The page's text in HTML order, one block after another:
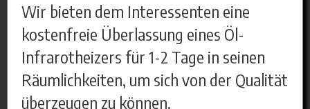
Wir bieten dem Interessenten eine
kostenfreie Überlassung eines Öl-
Infrarotheizers für 1-2 Tage in seinen
Räumlichkeiten, um sich von der Qualität
überzeugen zu können.